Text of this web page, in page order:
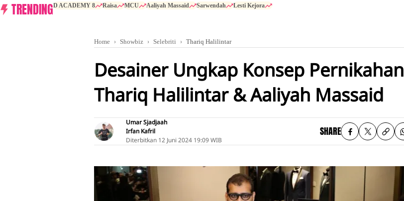
TRENDINGD ACADEMY 8 Raisa MCU Aaliyah Massaid Sarwendah Lesti Kejora
Home Showbiz Selebriti Thariq Halilintar
Desainer Ungkap Konsep Pernikahan
Thariq Halilintar & Aaliyah Massaid
Umar Sjadjaah
Irfan Kafril
Diterbitkan 12 Juni 2024 19:09 WIB
SHARE